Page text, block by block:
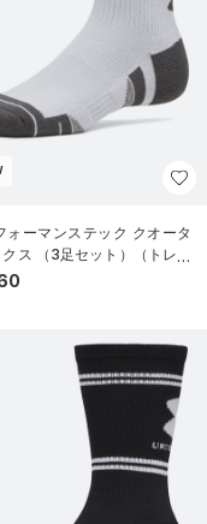
ォーマンステック クオータ
ス （3足セット）（トレー
）